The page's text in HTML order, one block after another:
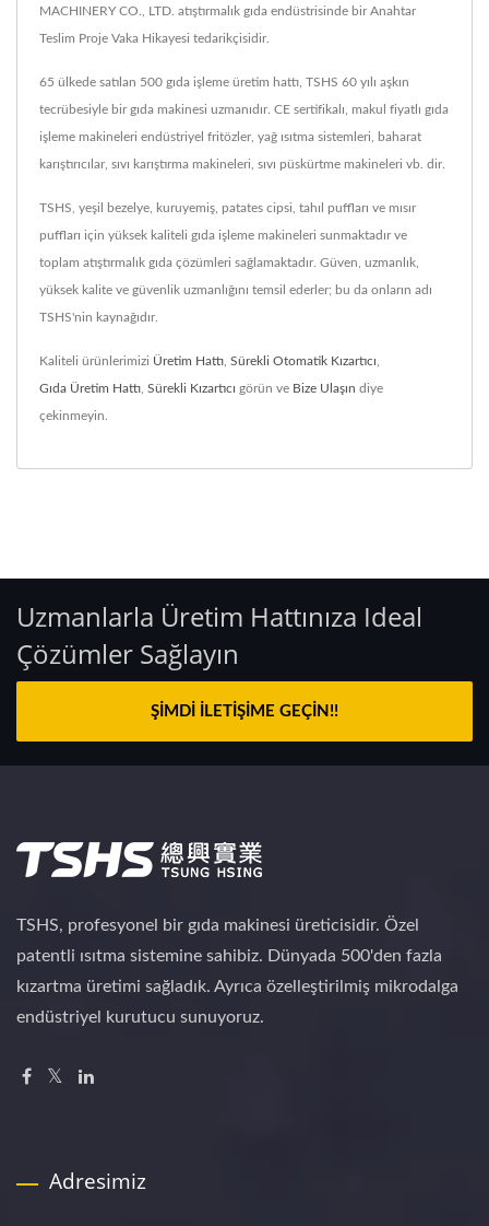
MACHINERY CO., LTD. atıştırmalık gıda endüstrisinde bir Anahtar
Teslim Proje Vaka Hikayesi tedarikçisidir.
65 ülkede satılan 500 gıda işleme üretim hattı, TSHS 60 yılı aşkın
tecrübesiyle bir gıda makinesi uzmanıdır. CE sertifikalı, makul fiyatlı gıda
işleme makineleri endüstriyel fritözler, yağ ısıtma sistemleri, baharat
karıştırıcılar, sıvı karıştırma makineleri, sıvı püskürtme makineleri vb. dir.
TSHS, yeşil bezelye, kuruyemiş, patates cipsi, tahıl puffları ve mısır
puffları için yüksek kaliteli gıda işleme makineleri sunmaktadır ve
toplam atıştırmalık gıda çözümleri sağlamaktadır. Güven, uzmanlık,
yüksek kalite ve güvenlik uzmanlığını temsil ederler; bu da onların adı
TSHS'nin kaynağıdır.
Kaliteli ürünlerimizi Üretim Hattı Sürekli Otomatik Kızartıcı
Gıda Üretim Hattı Sürekli Kızartıcı görün ve Bize Ulaşın diye
çekinmeyin.
Uzmanlarla Üretim Hattınıza Ideal
Çözümler Sağlayın
ŞIMDI İLETIŞIME GEÇIN!!
TSHS, profesyonel bir gıda makinesi üreticisidir. Özel
patentli ısıtma sistemine sahibiz. Dünyada 500'den fazla
kızartma üretimi sağladık. Ayrıca özelleştirilmiş mikrodalga
endüstriyel kurutucu sunuyoruz.
Adresimiz